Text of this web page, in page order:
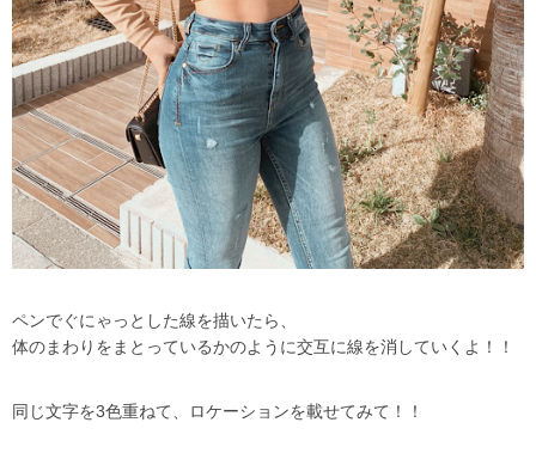
ペンでぐにゃっとした線を描いたら、
体のまわりをまとっているかのように交互に線を消していくよ！！
同じ文字を3色重ねて、ロケーションを載せてみて！！